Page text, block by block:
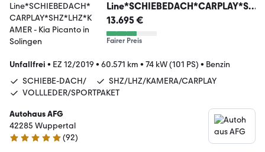
Line*SCHIEBEDACH*CARPLAY*SH
Z*LHZ*KAMER
13.695 €
Fairer Preis
Unfallfrei • EZ 12/2019 • 60.571 km • 74 kW (101 PS) • Benzin
SCHIEBE-DACH/
SHZ/LHZ/KAMERA/CARPLAY
VOLLLEDER/SPORTPAKET
Autohaus AFG
42285 Wuppertal
5 Sterne
(92)